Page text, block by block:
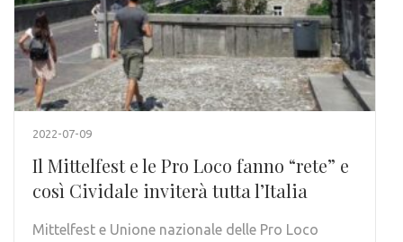
2022-07-09
Il Mittelfest e le Pro Loco fanno “rete” e
così Cividale inviterà tutta l’Italia
Mittelfest e Unione nazionale delle Pro Loco